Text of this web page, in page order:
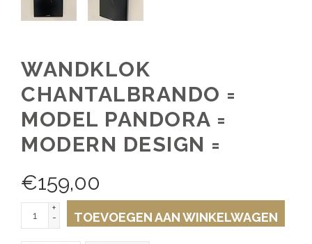
WANDKLOK
CHANTALBRANDO =
MODEL PANDORA =
MODERN DESIGN =
€159,00
+
-
TOEVOEGEN AAN WINKELWAGEN